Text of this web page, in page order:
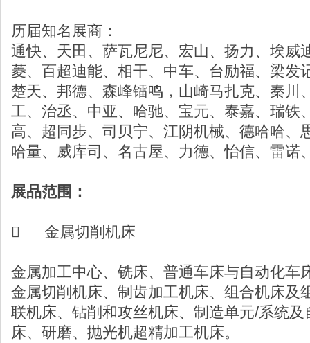
历届知名展商：
通快、天田、萨瓦尼尼、宏山、扬力、埃威
菱、百超迪能、相干、中车、台励福、梁发
楚天、邦德、森峰镭鸣，山崎马扎克、秦川
工、治丞、中亚、哈驰、宝元、泰嘉、瑞铁
高、超同步、司贝宁、江阴机械、德哈哈、
哈量、威库司、名古屋、力德、怡信、雷诺
展品范围：
 金属切削机床
金属加工中心、铣床、普通车床与自动化车
金属切削机床、制齿加工机床、组合机床及
联机床、钻削和攻丝机床、制造单元/系统
床、研磨、抛光机超精加工机床。